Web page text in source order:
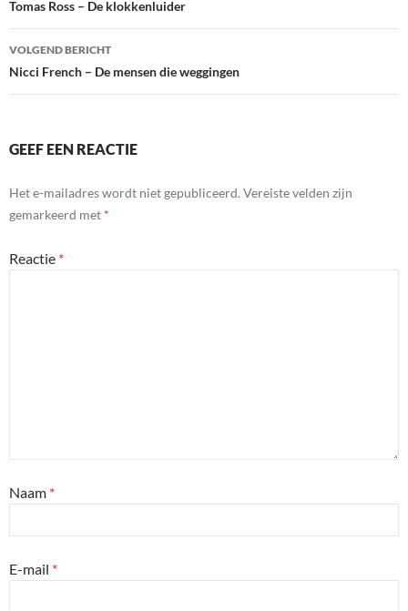
navigatie
Tomas Ross – De klokkenluider
VOLGEND BERICHT
Nicci French – De mensen die weggingen
GEEF EEN REACTIE
Het e-mailadres wordt niet gepubliceerd. Vereiste velden zijn
gemarkeerd met *
Reactie *
Naam *
E-mail *